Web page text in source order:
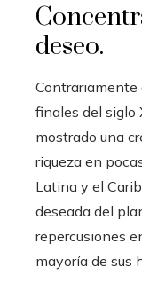
deseo.
finales del siglo
mostrado una
riqueza en
Latina y el
deseada del
repercusiones
mayoría de sus